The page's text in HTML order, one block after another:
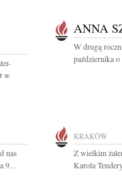
w
ANNA
W drugą
października
nas
9...
KRAKÓW
Z wielkim
Karola